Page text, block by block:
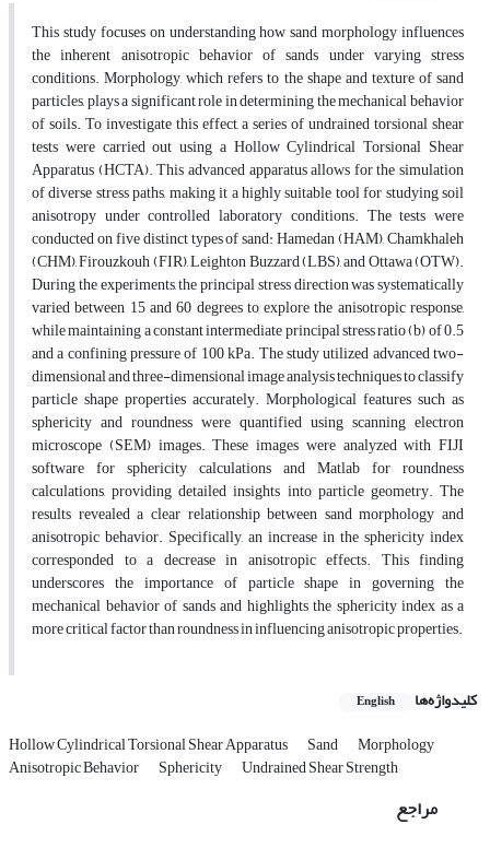
This study focuses on understanding how sand morphology influences
the inherent anisotropic behavior of sands under varying stress
conditions. Morphology, which refers to the shape and texture of sand
particles, plays a significant role in determining the mechanical behavior
of soils. To investigate this effect, a series of undrained torsional shear
tests were carried out using a Hollow Cylindrical Torsional Shear
Apparatus (HCTA). This advanced apparatus allows for the simulation
of diverse stress paths, making it a highly suitable tool for studying soil
anisotropy under controlled laboratory conditions. The tests were
conducted on five distinct types of sand: Hamedan (HAM), Chamkhaleh
(CHM), Firouzkouh (FIR), Leighton Buzzard (LBS), and Ottawa (OTW).
During the experiments, the principal stress direction was systematically
varied between 15 and 60 degrees to explore the anisotropic response,
while maintaining a constant intermediate principal stress ratio (b) of 0.5
and a confining pressure of 100 kPa. The study utilized advanced two-
dimensional and three-dimensional image analysis techniques to classify
particle shape properties accurately. Morphological features such as
sphericity and roundness were quantified using scanning electron
microscope (SEM) images. These images were analyzed with FIJI
software for sphericity calculations and Matlab for roundness
calculations, providing detailed insights into particle geometry. The
results revealed a clear relationship between sand morphology and
anisotropic behavior. Specifically, an increase in the sphericity index
corresponded to a decrease in anisotropic effects. This finding
underscores the importance of particle shape in governing the
mechanical behavior of sands and highlights the sphericity index as a
more critical factor than roundness in influencing anisotropic properties.
کلیدواژه‌ها English
Hollow Cylindrical Torsional Shear Apparatus Sand Morphology
Anisotropic Behavior Sphericity Undrained Shear Strength
مراجع